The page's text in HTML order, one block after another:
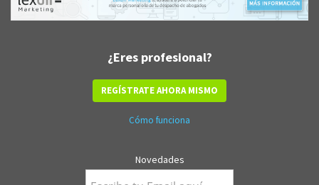
¿Eres profesional?
REGÍSTRATE AHORA MISMO
Cómo funciona
Novedades